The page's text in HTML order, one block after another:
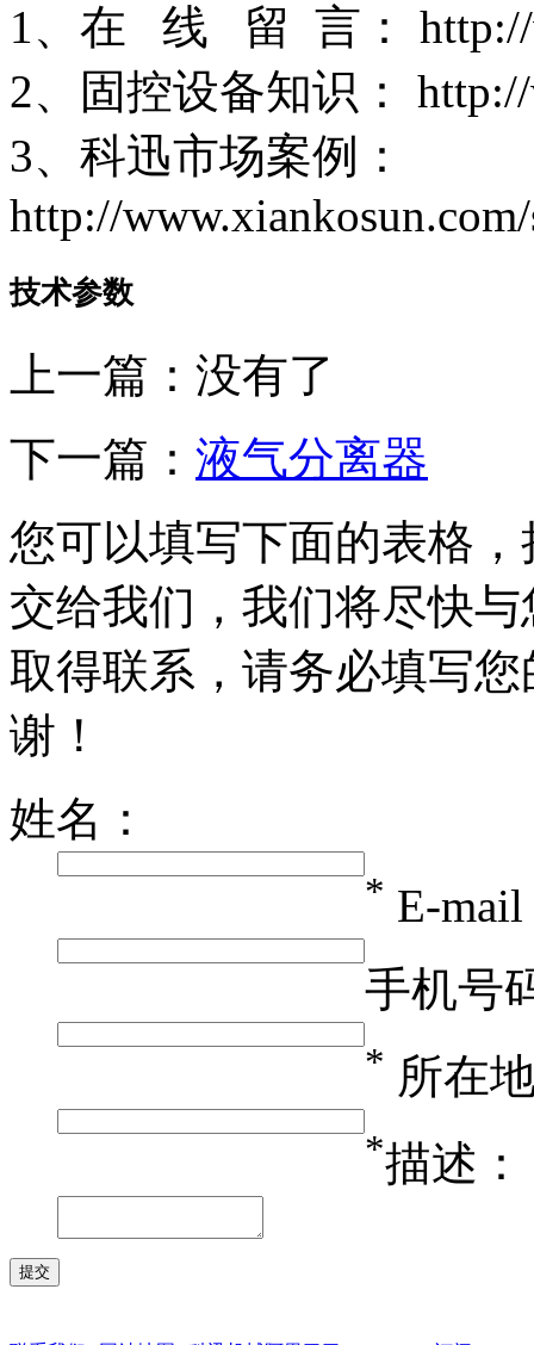
1、在 线 留 言： http://
2、固控设备知识：
3、科迅市场案例：
http://
技术参数
上一篇：没有了
下一篇： 液气分离器
您可以填写下面的表格
交给我们，我们将尽快
取得联系，请务必填写
谢！
姓名：
* E-
手机号
* 所在
*描述：